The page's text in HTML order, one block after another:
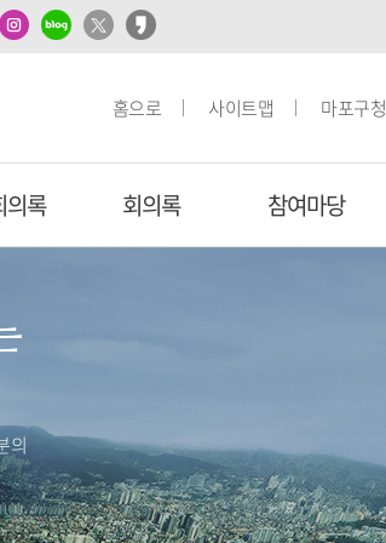
홈으로 사이트맵 마포구청
의록 회의록 참여마당
의